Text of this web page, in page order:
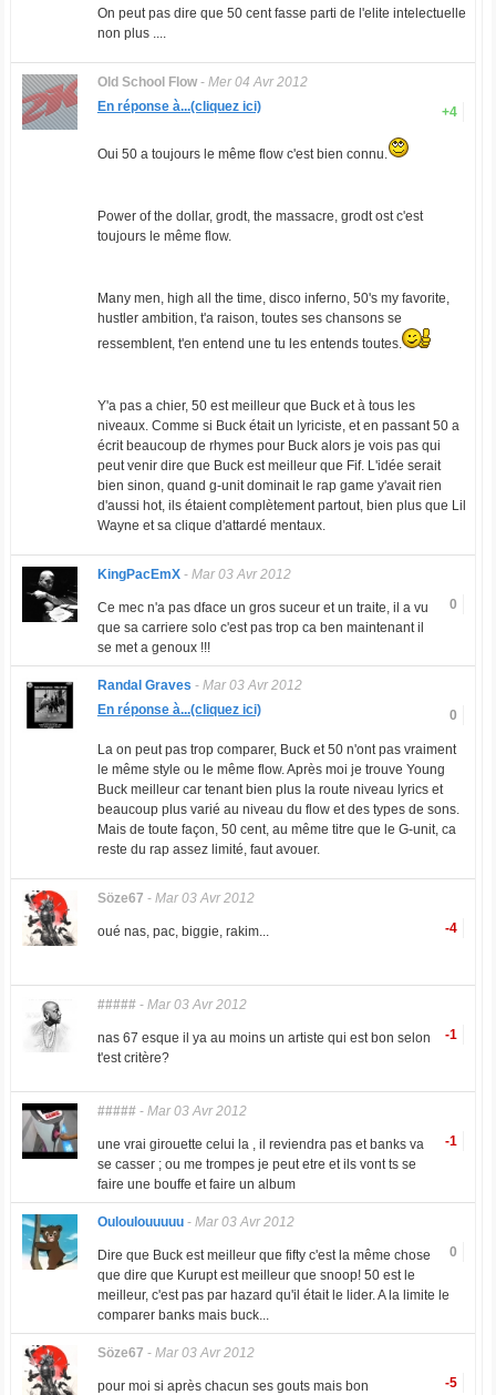
On peut pas dire que 50 cent fasse parti de l'elite intelectuelle
non plus ....
Old School Flow- Mer 04 Avr 2012
+4
En réponse à...(cliquez ici)
Oui 50 a toujours le même flow c'est bien connu.
Power of the dollar, grodt, the massacre, grodt ost c'est
toujours le même flow.
Many men, high all the time, disco inferno, 50's my favorite,
hustler ambition, t'a raison, toutes ses chansons se
ressemblent, t'en entend une tu les entends toutes.
Y'a pas a chier, 50 est meilleur que Buck et à tous les
niveaux. Comme si Buck était un lyriciste, et en passant 50 a
écrit beaucoup de rhymes pour Buck alors je vois pas qui
peut venir dire que Buck est meilleur que Fif. L'idée serait
bien sinon, quand g-unit dominait le rap game y'avait rien
d'aussi hot, ils étaient complètement partout, bien plus que Lil
Wayne et sa clique d'attardé mentaux.
KingPacEmX- Mar 03 Avr 2012
0
Ce mec n'a pas dface un gros suceur et un traite, il a vu
que sa carriere solo c'est pas trop ca ben maintenant il
se met a genoux !!!
Randal Graves - Mar 03 Avr 2012
0
En réponse à...(cliquez ici)
La on peut pas trop comparer, Buck et 50 n'ont pas vraiment
le même style ou le même flow. Après moi je trouve Young
Buck meilleur car tenant bien plus la route niveau lyrics et
beaucoup plus varié au niveau du flow et des types de sons.
Mais de toute façon, 50 cent, au même titre que le G-unit, ca
reste du rap assez limité, faut avouer.
Söze67 - Mar 03 Avr 2012
-4
oué nas, pac, biggie, rakim...
#####- Mar 03 Avr 2012
-1
nas 67 esque il ya au moins un artiste qui est bon selon
t'est critère?
#####- Mar 03 Avr 2012
-1
une vrai girouette celui la , il reviendra pas et banks va
se casser ; ou me trompes je peut etre et ils vont ts se
faire une bouffe et faire un album
Ouloulouuuuu- Mar 03 Avr 2012
0
Dire que Buck est meilleur que fifty c'est la même chose
que dire que Kurupt est meilleur que snoop! 50 est le
meilleur, c'est pas par hazard qu'il était le lider. A la limite le
comparer banks mais buck...
Söze67 - Mar 03 Avr 2012
-5
pour moi si après chacun ses gouts mais bon